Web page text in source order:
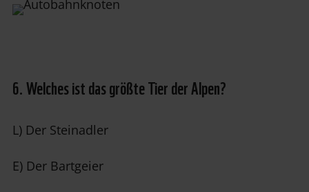
6. Welches ist das größte Tier der Alpen?
L) Der Steinadler
E) Der Bartgeier